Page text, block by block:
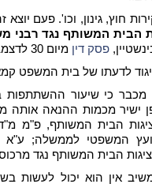
חוץ, גינון, וכו'. פעם
הבית המשותף נגד רבני
פסק דין מיום 30 לדצמבר 2002.
לדעתו של בית המשפט
כי שיעור ההשתתפות
ישיר מכמות ההנאה אותה
אין הוא יכול לעשות